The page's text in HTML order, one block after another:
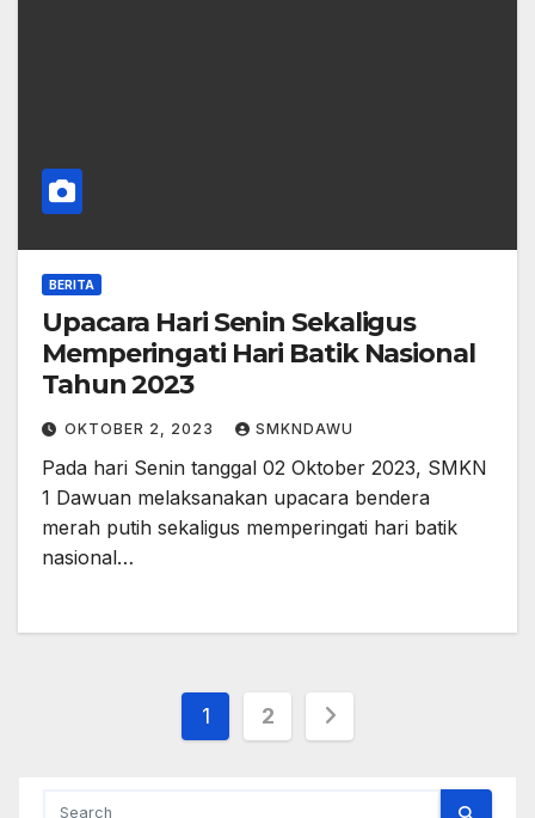
BERITA
Upacara Hari Senin Sekaligus
Memperingati Hari Batik Nasional
Tahun 2023
OKTOBER 2, 2023 SMKNDAWU
Pada hari Senin tanggal 02 Oktober 2023, SMKN
1 Dawuan melaksanakan upacara bendera
merah putih sekaligus memperingati hari batik
nasional…
Paginasi
1 2